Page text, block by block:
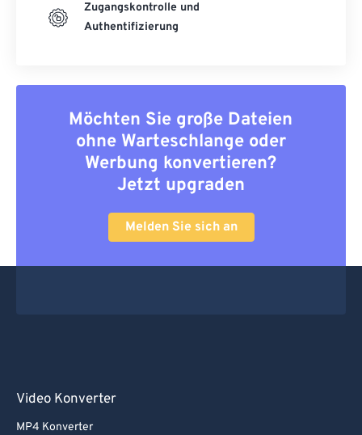
Zugangskontrolle und
Authentifizierung
Möchten Sie große Dateien
ohne Warteschlange oder
Werbung konvertieren?
Jetzt upgraden
Melden Sie sich an
Video Konverter
MP4 Konverter